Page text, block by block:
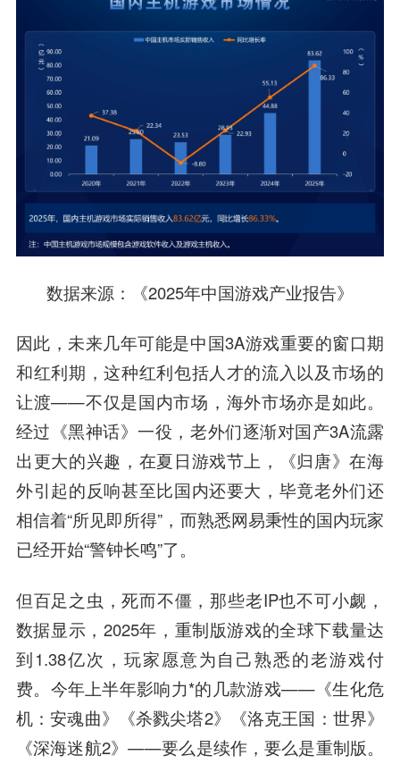
数据来源 ：《2025年中国游戏产业报告》
因此，未来几年可能是中国3A游戏重要的窗口期
和红利期，这种红利包括人才的流入以及市场的
让渡——不仅是国内市场，海外市场亦是如此。
经过《黑神话》一役，老外们逐渐对国产3A流露
出更大的兴趣，在夏日游戏节上，《归唐》在海
外引起的反响甚至比国内还要大，毕竟老外们还
相信着“所见即所得”，而熟悉网易秉性的国内玩家
已经开始“警钟长鸣”了。
但百足之虫，死而不僵，那些老IP也不可小觑，
数据显示，2025年，重制版游戏的全球下载量达
到1.38亿次，玩家愿意为自己熟悉的老游戏付
费。今年上半年影响力*的几款游戏——《生化危
机 ：安魂曲》《杀戮尖塔2》《洛克王国：世界》
《深海迷航2》——要么是续作，要么是重制版。